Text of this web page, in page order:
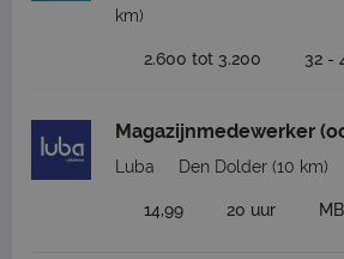
km)
2.600 tot 3.200 32 -
Magazijnmedewerker
Luba Den Dolder (10 km)
14,99 20 uur